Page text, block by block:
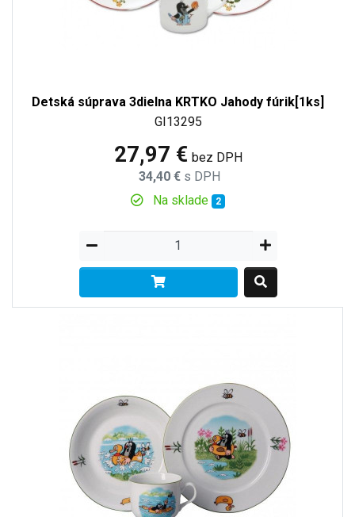
Detská súprava 3dielna KRTKO Jahody fúrik[1ks]
GI13295
27,97 € bez DPH
34,40 € s DPH
Na sklade 2